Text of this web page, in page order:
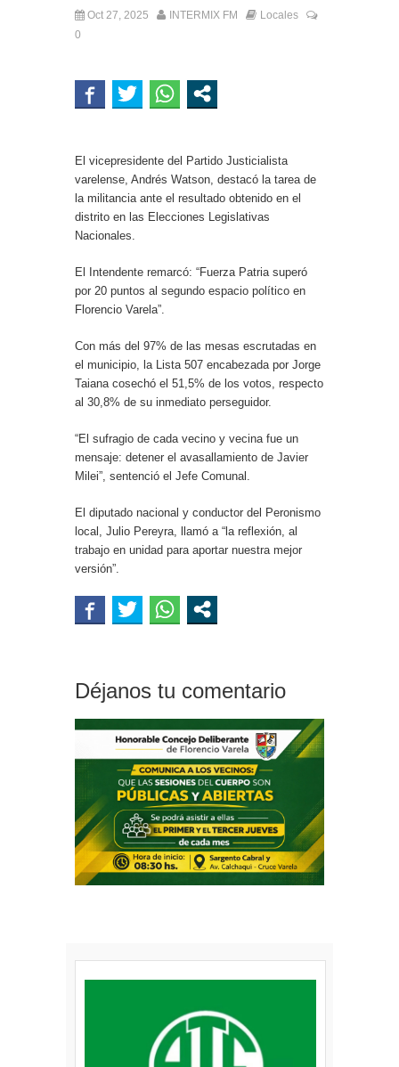
Oct 27, 2025 INTERMIX FM
Locales
0
El vicepresidente del Partido Justicialista
varelense, Andrés Watson, destacó la tarea de
la militancia ante el resultado obtenido en el
distrito en las Elecciones Legislativas
Nacionales.
El Intendente remarcó: “Fuerza Patria superó
por 20 puntos al segundo espacio político en
Florencio Varela”.
Con más del 97% de las mesas escrutadas en
el municipio, la Lista 507 encabezada por Jorge
Taiana cosechó el 51,5% de los votos, respecto
al 30,8% de su inmediato perseguidor.
“El sufragio de cada vecino y vecina fue un
mensaje: detener el avasallamiento de Javier
Milei”, sentenció el Jefe Comunal.
El diputado nacional y conductor del Peronismo
local, Julio Pereyra, llamó a “la reflexión, al
trabajo en unidad para aportar nuestra mejor
versión”.
Déjanos tu comentario